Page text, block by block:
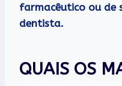
farmacêutico ou de
dentista.
QUAIS OS